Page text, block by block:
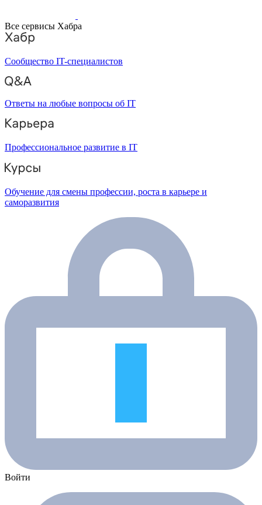
Все сервисы Хабра
Сообщество IT-специалистов
Ответы на любые вопросы об IT
Профессиональное развитие в IT
Обучение для смены профессии, роста в карьере и
саморазвития
Войти